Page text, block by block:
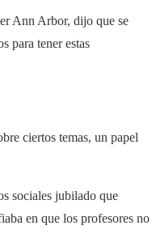
Ann Arbor, dijo que se
para tener estas
ciertos temas, un papel
sociales jubilado que
en que los profesores no